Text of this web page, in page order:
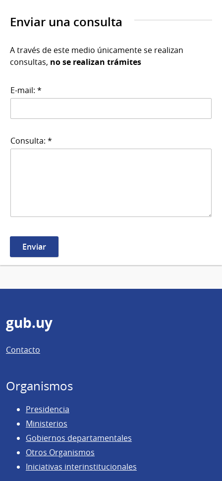
Enviar una consulta
A través de este medio únicamente se realizan
consultas, no se realizan trámites
E-mail: *
Consulta: *
Pie
de
página
gub.uy
Contacto
Organismos
Presidencia
Ministerios
Gobiernos departamentales
Otros Organismos
Iniciativas interinstitucionales